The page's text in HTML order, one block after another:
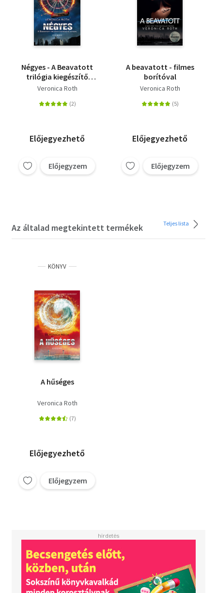
Négyes - A Beavatott
trilógia kiegészítő
kötete
Veronica Roth
Előjegyezhető
Előjegyzem
A beavatott - filmes
borítóval
Veronica Roth
Előjegyezhető
Előjegyzem
Az általad megtekintett termékek Teljes lista
KÖNYV
A hűséges
Veronica Roth
Előjegyezhető
Előjegyzem